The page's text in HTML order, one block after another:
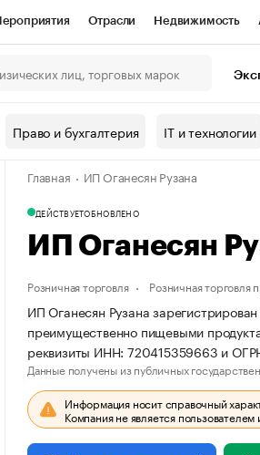
Отрасли Недвижимость
Спецпроекты Проверка контрагентов
наличной валюты
Право и бухгалтерия IT и технологии
Главная ИП Оганесян Рузана
ДЕЙСТВУЕТОБНОВЛЕНО
ИП Оганесян
Розничная торговля Розничная торговля
ИП Оганесян Рузана
преимущественно пищевыми
реквизиты ИНН: 720415359663 и
Данные получены из публичных
Информация носит справочный
Компания не является